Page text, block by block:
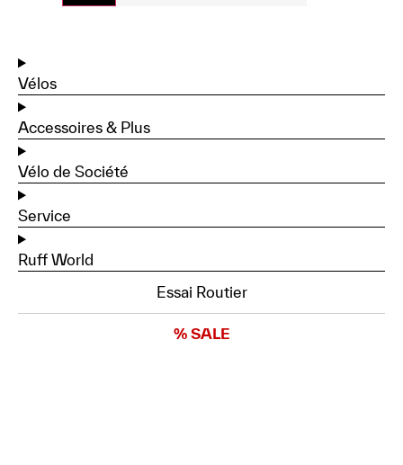
Vélos
Accessoires & Plus
Vélo de Société
Service
Ruff World
Essai Routier
% SALE